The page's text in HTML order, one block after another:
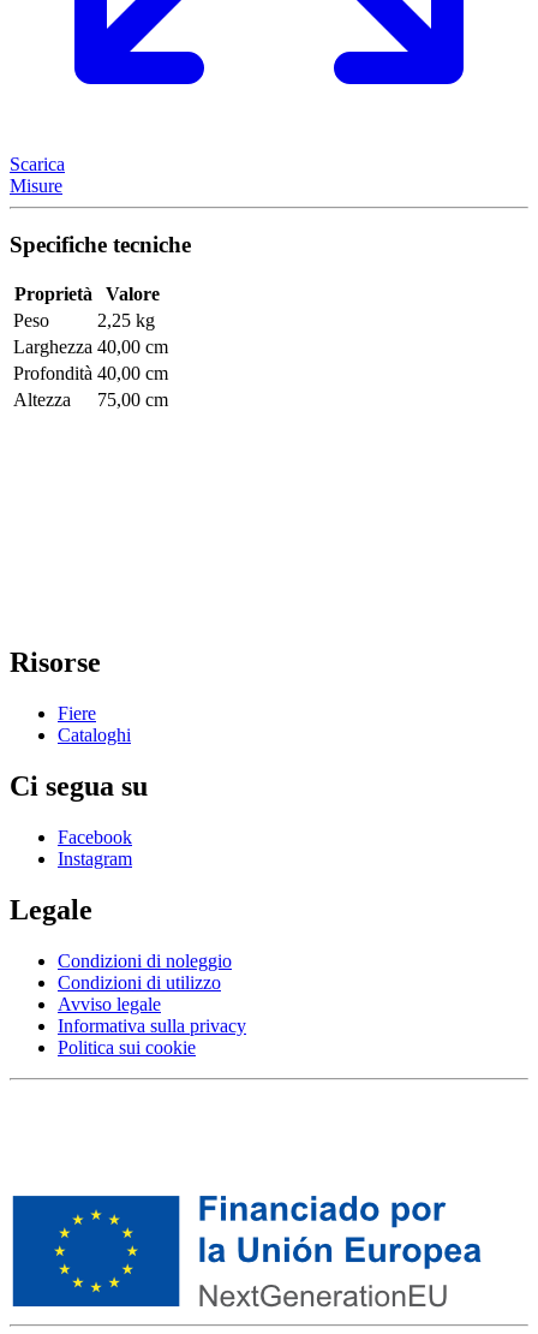
Scarica
Misure
Specifiche tecniche
Proprietà
Valore
Peso
2,25 kg
Larghezza 40,00 cm
Profondità 40,00 cm
Altezza
75,00 cm
Risorse
Fiere
Cataloghi
Ci segua su
Facebook
Instagram
Legale
Condizioni di noleggio
Condizioni di utilizzo
Avviso legale
Informativa sulla privacy
Politica sui cookie